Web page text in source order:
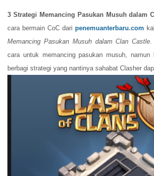
3 Strategi Memancing Pasukan Musuh dalam
cara bermain CoC dari penemuanterbaru.com
Memancing Pasukan Musuh dalam Clan Castle
cara untuk memancing pasukan musuh, namun
berbagi strategi yang nantinya sahabat Clasher